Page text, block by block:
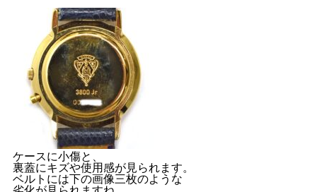
ケースに小傷と、
裏蓋にキズや使用感が見られます。
ベルトには下の画像三枚のような